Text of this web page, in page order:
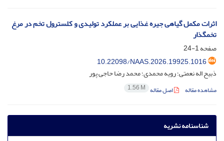
اثرات مکمل گیاهی جیره غذایی بر عملکرد تولیدی و کلسترول تخم در مرغ
تخمگذار
صفحه1-24
10.22098/NAAS.2026.19925.1016
ذبیح اله نعمتی؛ رویه محمدی؛ محمد رضا حاجی پور
مشاهده مقاله اصل مقاله 1.56 M
شناسنامه نشریه